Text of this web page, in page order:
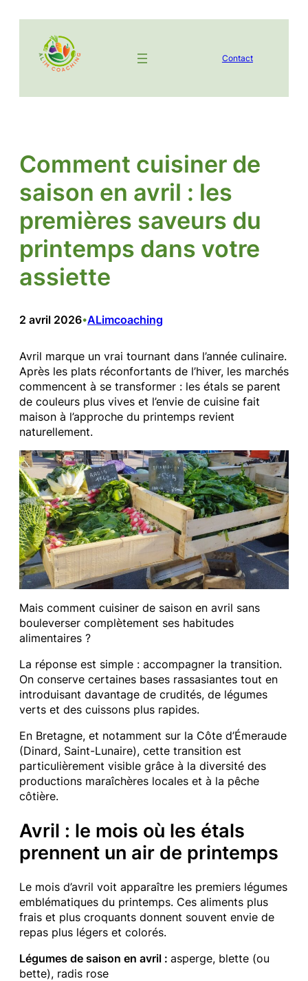
contenu
Contact
Comment cuisiner de
saison en avril : les
premières saveurs du
printemps dans votre
assiette
2 avril 2026•ALimcoaching
Avril marque un vrai tournant dans l’année culinaire.
Après les plats réconfortants de l’hiver, les marchés
commencent à se transformer : les étals se parent
de couleurs plus vives et l’envie de cuisine fait
maison à l’approche du printemps revient
naturellement.
Mais comment cuisiner de saison en avril sans
bouleverser complètement ses habitudes
alimentaires ?
La réponse est simple : accompagner la transition.
On conserve certaines bases rassasiantes tout en
introduisant davantage de crudités, de légumes
verts et des cuissons plus rapides.
En Bretagne, et notamment sur la Côte d’Émeraude
(Dinard, Saint-Lunaire), cette transition est
particulièrement visible grâce à la diversité des
productions maraîchères locales et à la pêche
côtière.
Avril : le mois où les étals
prennent un air de printemps
Le mois d’avril voit apparaître les premiers légumes
emblématiques du printemps. Ces aliments plus
frais et plus croquants donnent souvent envie de
repas plus légers et colorés.
Légumes de saison en avril : asperge, blette (ou
bette), radis rose